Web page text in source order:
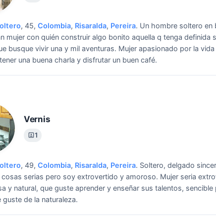
, 45, Colombia, Risaralda, Pereira. Un hombre soltero en
mujer con quién construir algo bonito aquella q tenga definida
busque vivir una y mil aventuras. Mujer apasionado por la vida
una buena charla y disfrutar un buen café.
Vernis
1
, 49, Colombia, Risaralda, Pereira. Soltero, delgado
serias pero soy extrovertido y amoroso. Mujer seria
y natural, que guste aprender y enseñar sus talentos, sencible
guste de la naturaleza.